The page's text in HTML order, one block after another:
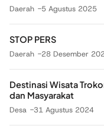
Daerah 5 Agustus 2025
STOP PERS
Daerah 28 Desember
Destinasi Wisata
dan Masyarakat
Desa 31 Agustus 2024